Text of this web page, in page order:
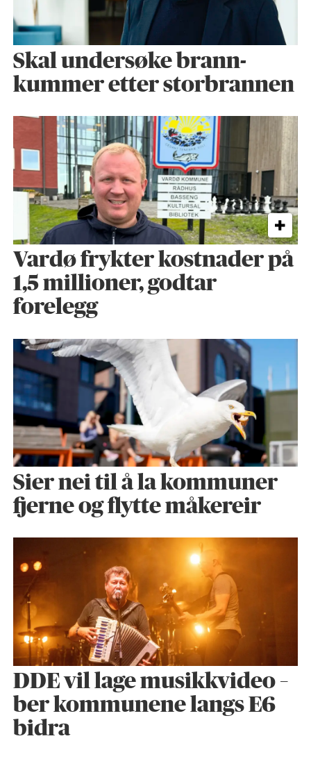
Skal undersøke brann­
kummer etter storbrannen
Vardø frykter kostnader på
1,5 millioner, godtar
forelegg
Sier nei til å la kommuner
fjerne og flytte måkereir
DDE vil lage musikkvideo –
ber kommunene langs E6
bidra